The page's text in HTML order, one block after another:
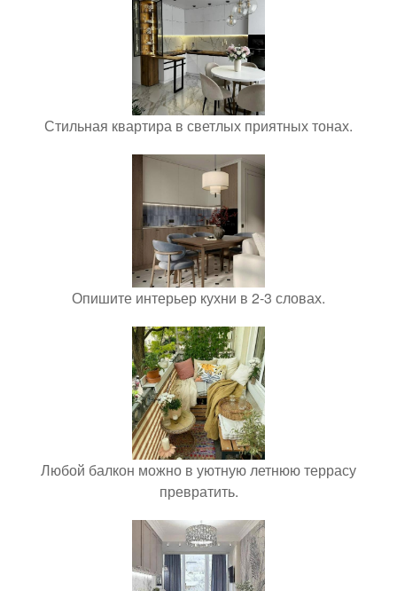
Стильная квартира в светлых приятных тонах.
Опишите интерьер кухни в 2-3 словах.
Любой балкон можно в уютную летнюю террасу
превратить.